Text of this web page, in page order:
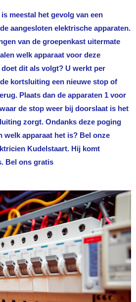
meestal het gevolg van een
aangesloten elektrische apparaten.
van de groepenkast uitermate
welk apparaat voor deze
dit als volgt? U werkt per
kortsluiting een nieuwe stop of
Plaats dan de apparaten 1 voor
de stop weer bij doorslaat is het
zorgt. Ondanks deze poging
welk apparaat het is? Bel onze
Kudelstaart. Hij komt
Bel ons gratis